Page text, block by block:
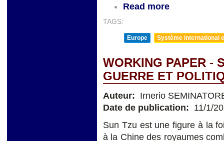
Read more
TAGS:
Europe Système international
WORKING PAPER -
GUERRE ET
Auteur: Irnerio
Date de publication: 11/1/
Sun Tzu est une figure à la
à la Chine des royaumes